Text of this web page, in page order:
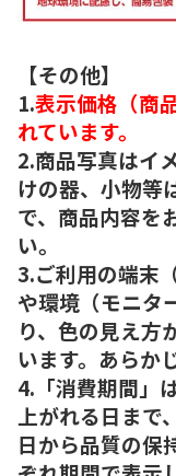
【その他】
1.表示価格（商
れています。
2.商品写真はイ
けの器、小物等
で、商品内容を
い。
3.ご利用の端末
や環境（モニタ
り、色の見え方
います。あらか
4.「消費期間」
上がれる日まで
日から品質の保